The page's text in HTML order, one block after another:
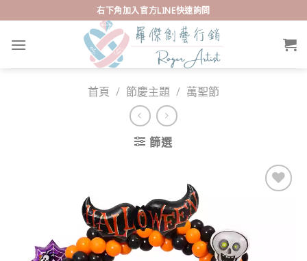
to
content
右下角加入官方LINE快速詢問
首頁 / 節慶主題 / 萬聖節
篩選